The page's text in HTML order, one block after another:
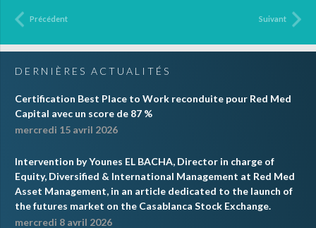
Précédent Suivant
DERNIÈRES ACTUALITÉS
Certification Best Place to Work reconduite pour Red Med
Capital avec un score de 87 %
mercredi 15 avril 2026
Intervention by Younes EL BACHA, Director in charge of
Equity, Diversified & International Management at Red Med
Asset Management, in an article dedicated to the launch of
the futures market on the Casablanca Stock Exchange.
mercredi 8 avril 2026